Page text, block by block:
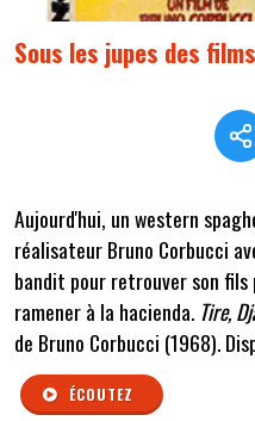
Sous les jupes des
Aujourd'hui, un western
réalisateur Bruno Corbucci
bandit pour retrouver son
ramener à la hacienda. Tire,
de Bruno Corbucci (1968).
ÉCOUTEZ